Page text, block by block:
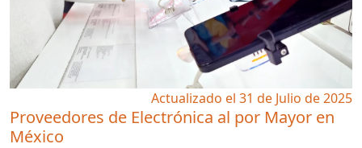
Actualizado el 31 de Julio de 2025
Proveedores de Electrónica al por Mayor en
México